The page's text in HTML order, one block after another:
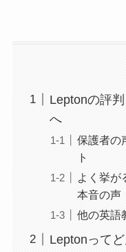
Leptonの評
へ
保護者の
ト
よく挙が
本音の声
他の英語
Leptonって